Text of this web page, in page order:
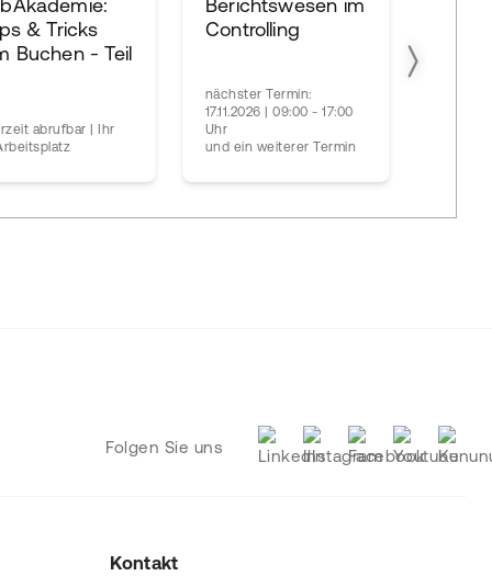
& Tricks
Buchen - Teil
abrufbar | Ihr
Berichtswesen im
Controlling
nächster Termin:
17.11.2026 | 09:00 - 17:00
Uhr
und ein weiterer Termin
Folgen Sie uns
Kontakt